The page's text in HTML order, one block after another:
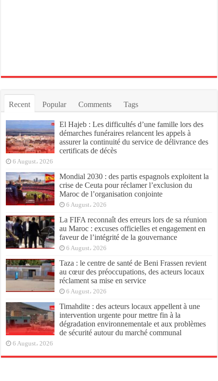
Recent Popular Comments Tags
El Hajeb : Les difficultés d’une famille lors des
démarches funéraires relancent les appels à
assurer la continuité du service de délivrance des
certificats de décès
6 August، 2026
Mondial 2030 : des partis espagnols exploitent la
crise de Ceuta pour réclamer l’exclusion du
Maroc de l’organisation conjointe
6 August، 2026
La FIFA reconnaît des erreurs lors de sa réunion
au Maroc : excuses officielles et engagement en
faveur de l’intégrité de la gouvernance
6 August، 2026
Taza : le centre de santé de Beni Frassen revient
au cœur des préoccupations, des acteurs locaux
réclament sa mise en service
6 August، 2026
Timahdite : des acteurs locaux appellent à une
intervention urgente pour mettre fin à la
dégradation environnementale et aux problèmes
de sécurité autour du marché communal
6 August، 2026